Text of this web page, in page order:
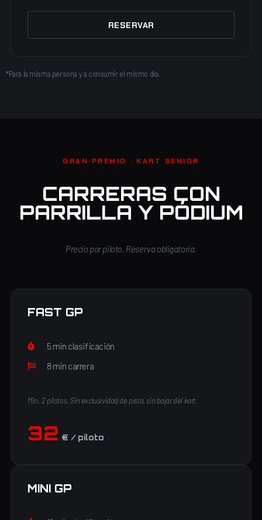
RESERVAR
*Para la misma persona y a consumir el mismo día.
GRAN PREMIO · KART SENIOR
CARRERAS CON
PARRILLA Y PÓDIUM
Precio por piloto. Reserva obligatoria.
FAST GP
5 min clasificación
8 min carrera
Mín. 2 pilotos. Sin exclusividad de pista, sin bajar del kart.
32 € / piloto
MINI GP